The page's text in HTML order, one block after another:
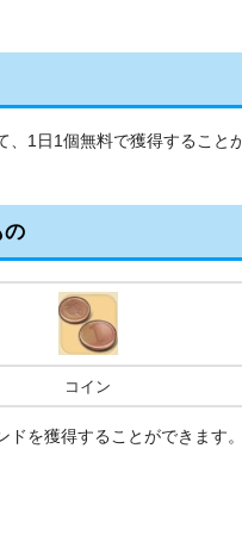
1日1個無料で獲得すること
の
コイン
を獲得することができます